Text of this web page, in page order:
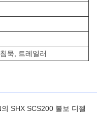
묵, 트레일러
SHX SCS200 볼보 디젤